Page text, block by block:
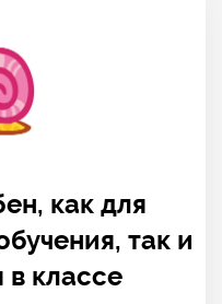
как для
так и
в классе